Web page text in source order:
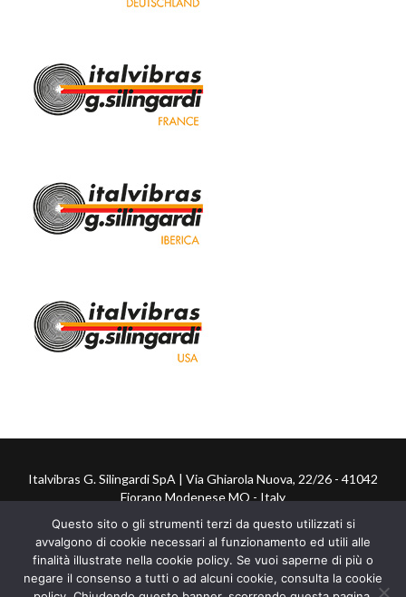
Italvibras G. Silingardi SpA | Via Ghiarola Nuova, 22/26 - 41042
Fiorano Modenese MO - Italy
Tel. +39 0536 804634 - Fax +39 0536 804720
P.I. 00035070366
Questo sito o gli strumenti terzi da questo utilizzati si
avvalgono di cookie necessari al funzionamento ed utili alle
finalità illustrate nella cookie policy. Se vuoi saperne di più o
negare il consenso a tutti o ad alcuni cookie, consulta la cookie